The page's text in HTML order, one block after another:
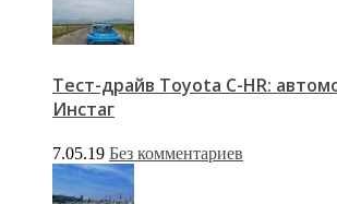
Тест-драйв Toyota C-HR:
Инстаг
7.05.19 Без комментариев